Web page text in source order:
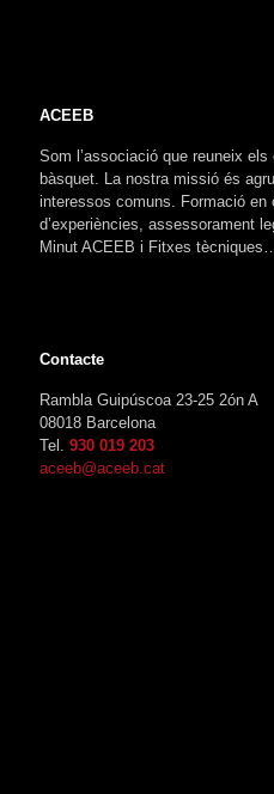
ACEEB
Som l’associació que reuneix
bàsquet. La nostra missió és
interessos comuns. Formació
d’experiències, assessorament
Minut ACEEB i Fitxes
Contacte
Rambla Guipúscoa 23-25 2ón A
08018 Barcelona
Tel. 930 019 203
aceeb@aceeb.cat